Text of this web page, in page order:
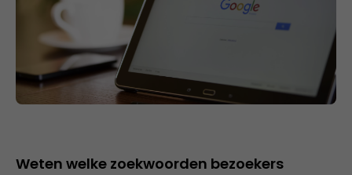
Weten welke zoekwoorden bezoekers